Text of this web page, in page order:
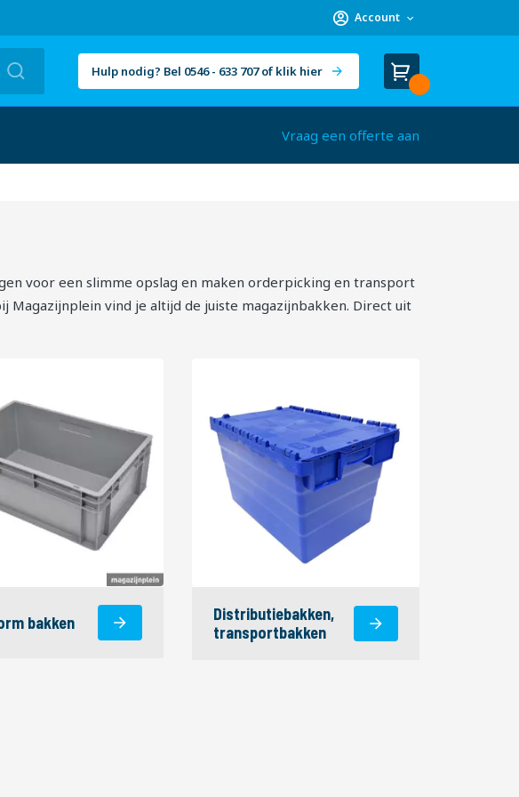
Account
Hulp nodig? Bel 0546 - 633 707 of klik hier
Winkelwagen
Cart
Vraag een offerte aan
voor een slimme opslag en maken orderpicking en transport
vind je altijd de juiste magazijnbakken. Direct uit
bakken
Distributiebakken,
transportbakken